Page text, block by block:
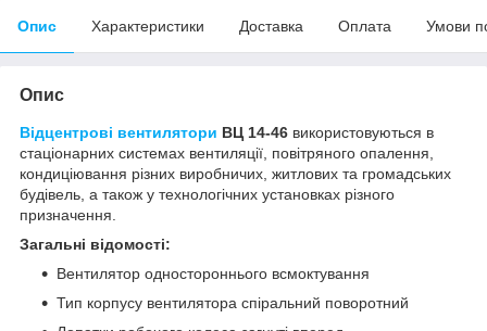
Опис Характеристики Доставка Оплата Умови
Опис
Відцентрові вентилятори ВЦ 14-46 використовуються в
стаціонарних системах вентиляції, повітряного опалення,
кондиціювання різних виробничих, житлових та громадських
будівель, а також у технологічних установках різного
призначення.
Загальні відомості:
Вентилятор одностороннього всмоктування
Тип корпусу вентилятора спіральний поворотний